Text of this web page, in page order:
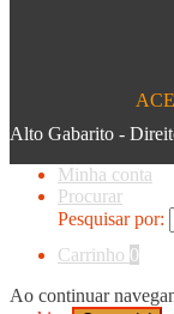
Alto Gabarito -
Minha conta
Procurar
Pesquisar por:
Carrinho 0
Ao continuar